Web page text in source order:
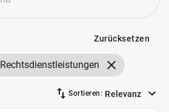
Zurücksetzen
Rechtsdienstleistungen
Sortieren: Relevanz